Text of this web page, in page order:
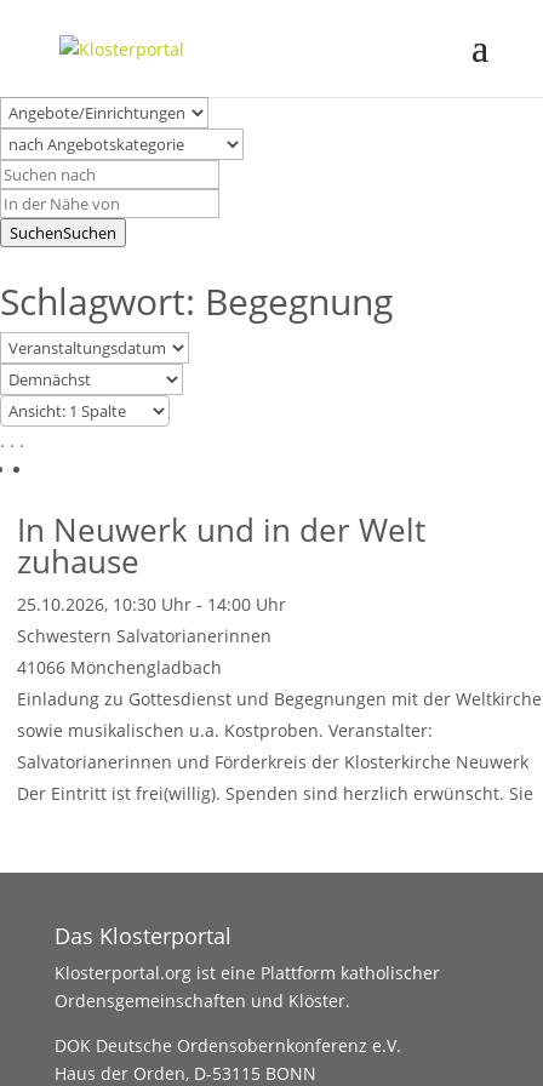
SuchenSuchen
Schlagwort: Begegnung
. . .
In Neuwerk und in der Welt
zuhause
25.10.2026, 10:30 Uhr - 14:00 Uhr
Schwestern Salvatorianerinnen
41066 Mönchengladbach
Einladung zu Gottesdienst und Begegnungen mit der Weltkirche
sowie musikalischen u.a. Kostproben. Veranstalter:
Salvatorianerinnen und Förderkreis der Klosterkirche Neuwerk
Der Eintritt ist frei(willig). Spenden sind herzlich erwünscht. Sie
Das Klosterportal
Klosterportal.org ist eine Plattform katholischer
Ordensgemeinschaften und Klöster.
DOK Deutsche Ordensobernkonferenz e.V.
Haus der Orden, D-53115 BONN